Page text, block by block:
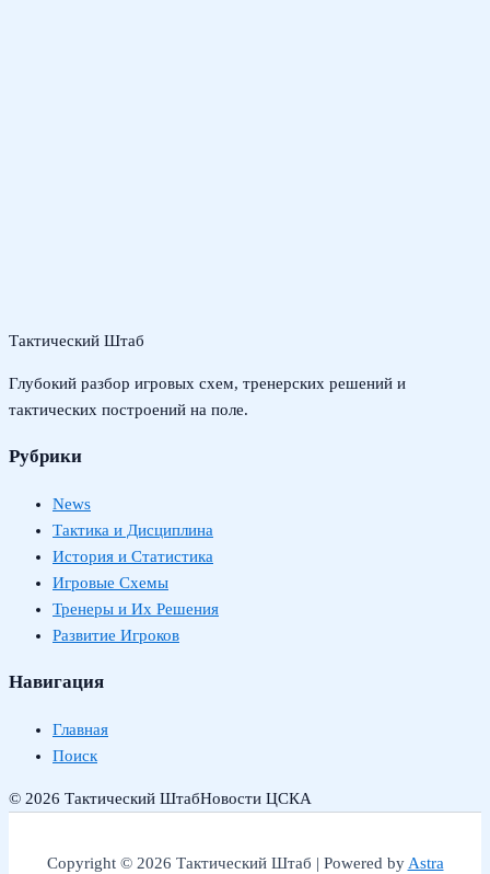
Тактический Штаб
Глубокий разбор игровых схем, тренерских решений и
тактических построений на поле.
Рубрики
News
Тактика и Дисциплина
История и Статистика
Игровые Схемы
Тренеры и Их Решения
Развитие Игроков
Навигация
Главная
Поиск
© 2026 Тактический ШтабНовости ЦСКА
Copyright © 2026 Тактический Штаб | Powered byAstra